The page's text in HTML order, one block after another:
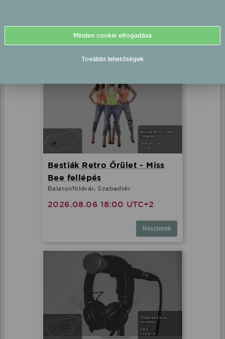
Fellépések mostanában
Bestiák Retro Őrület - Miss
Bee fellépés
Balatonföldvár, Szabadtér
2026.08.06 18:00 UTC+2
Részletek
Minden cookie elfogadása
További lehetőségek